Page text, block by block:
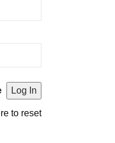
to reset